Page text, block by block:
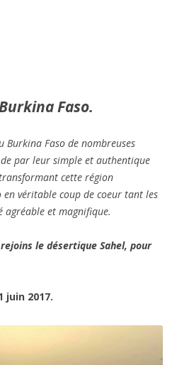
Faso.
Burkina Faso de nombreuses
par leur simple et authentique
cette région
véritable coup de coeur tant les
agréable et magnifique.
le désertique Sahel, pour
juin 2017.